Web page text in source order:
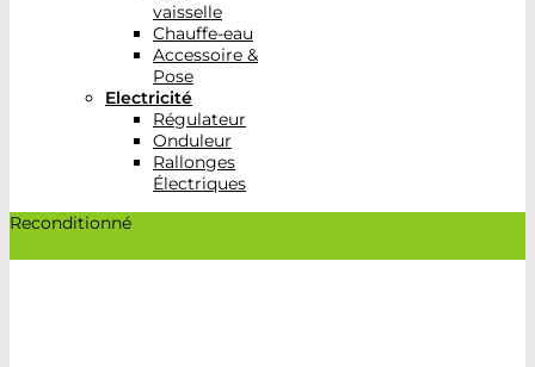
vaisselle
Chauffe-eau
Accessoire &
Pose
Electricité
Régulateur
Onduleur
Rallonges
Électriques
Reconditionné